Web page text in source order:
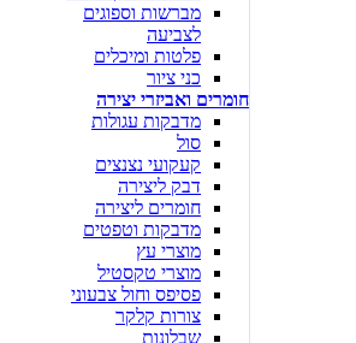
מברשות וספוגים
לצביעה
פלטות ומיכלים
כני ציור
חומרים ואביזרי יצירה
מדבקות עגולות
סול
קעקועי נצנצים
דבק ליצירה
חומרים ליצירה
מדבקות וטפטים
מוצרי עץ
מוצרי טקסטיל
פסיפס וחול צבעוני
צורות קלקר
שבלונות